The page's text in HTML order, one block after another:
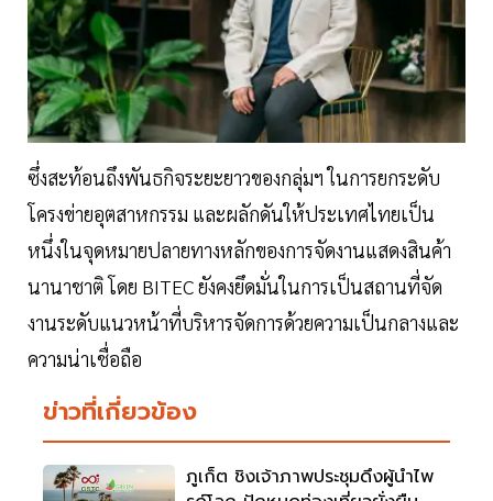
ซึ่งสะท้อนถึงพันธกิจระยะยาวของกลุ่มฯ ในการยกระดับ
โครงข่ายอุตสาหกรรม และผลักดันให้ประเทศไทยเป็น
หนึ่งในจุดหมายปลายทางหลักของการจัดงานแสดงสินค้า
นานาชาติ โดย BITEC ยังคงยึดมั่นในการเป็นสถานที่จัด
งานระดับแนวหน้าที่บริหารจัดการด้วยความเป็นกลางและ
ความน่าเชื่อถือ
ข่าวที่เกี่ยวข้อง
ภูเก็ต ชิงเจ้าภาพประชุมดึงผู้นำไพ